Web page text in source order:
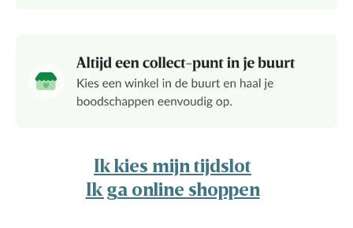
Ik kies mijn tijdslot
Ik ga online shoppen